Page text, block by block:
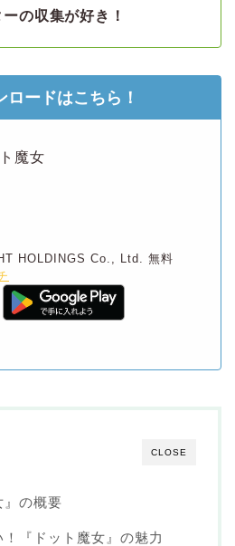
の収集が好き！
ロードはこちら！
魔女
HOLDINGS Co., Ltd.
無料
CLOSE
の概要
『ドット魔女』の魅力